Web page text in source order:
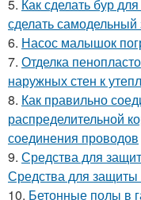
5. Как сделать бур
сделать
6. Насос малышок
7. Отделка
наружных стен к
8. Как правильно
распределительной
соединения проводов
9. Средства для
Средства для защиты
10. Бетонные полы в